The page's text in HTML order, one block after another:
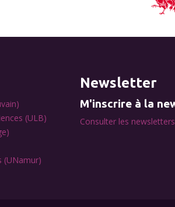
(ULB)
(UNamur)
Newsletter
M'inscrire à la
Consulter les